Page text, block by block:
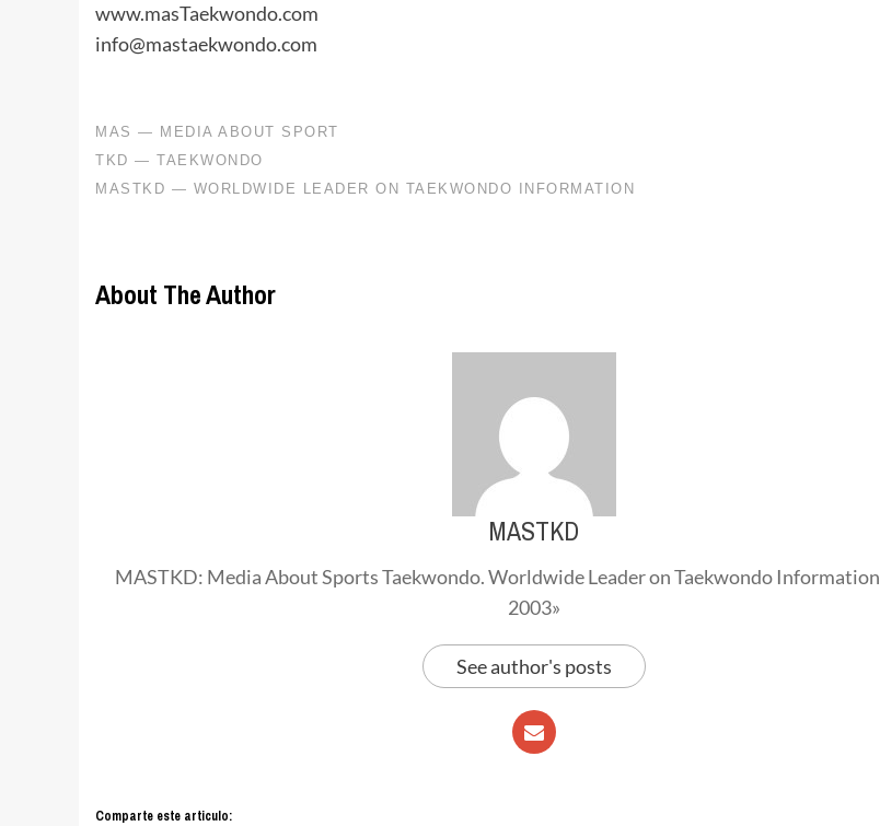
www.masTaekwondo.com
info@mastaekwondo.com
About The Author
MASTKD
MASTKD: Media About Sports Taekwondo. Worldwide Leader on Taekwondo
2003»
See author's posts
Comparte este articulo: